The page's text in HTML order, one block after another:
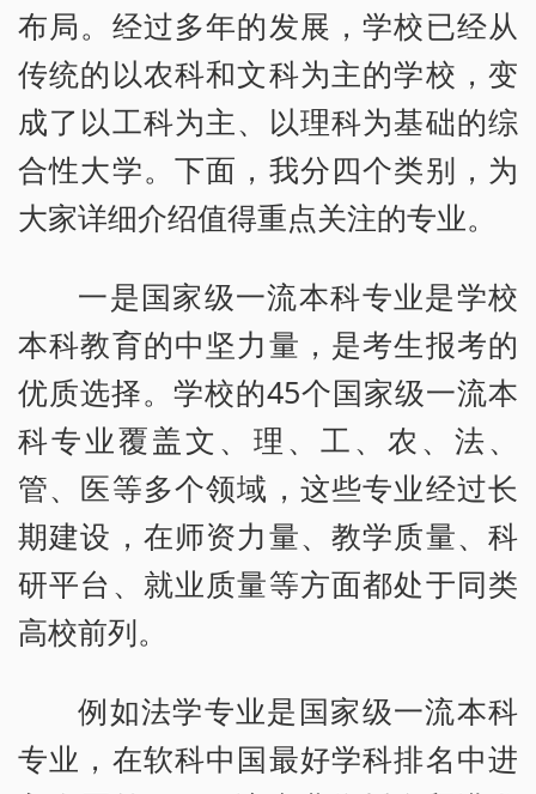
布局。经过多年的发展，学校已经从
传统的以农科和文科为主的学校，变
成了以工科为主、以理科为基础的综
合性大学。下面，我分四个类别，为
大家详细介绍值得重点关注的专业。
一是国家级一流本科专业是学校
本科教育的中坚力量，是考生报考的
优质选择。学校的45个国家级一流本
科专业覆盖文、理、工、农、法、
管、医等多个领域，这些专业经过长
期建设，在师资力量、教学质量、科
研平台、就业质量等方面都处于同类
高校前列。
例如法学专业是国家级一流本科
专业，在软科中国最好学科排名中进